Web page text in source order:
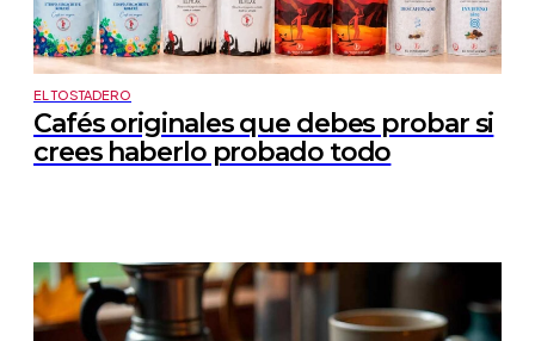
EL TOSTADERO
Cafés originales que debes probar si
crees haberlo probado todo